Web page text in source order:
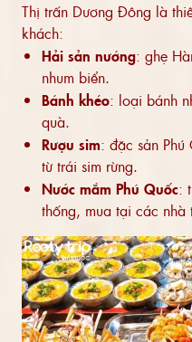
Thị trấn Dương Đông là
khách:
Hải sản nướng: ghẹ
nhum biển.
Bánh khéo: loại bánh
quà.
Rượu sim: đặc sản
từ trái sim rừng.
Nước mắm Phú Quốc:
thống, mua tại các